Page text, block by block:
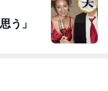
う」